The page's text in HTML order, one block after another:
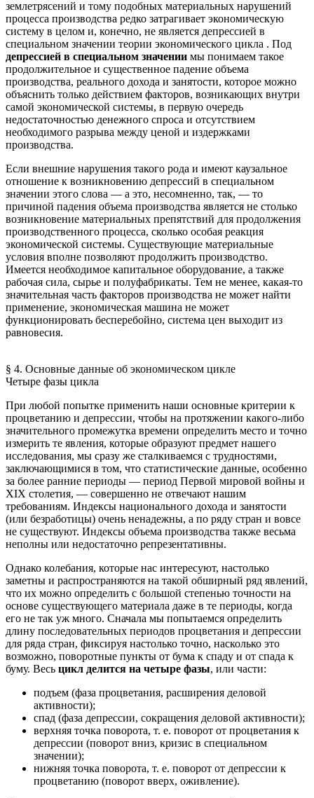
землетрясений и тому подобных материальных нарушений
процесса производства редко затрагивает экономическую
систему в целом и, конечно, не является депрессией в
специальном значении теории экономического цикла . Под
депрессией в специальном значении мы понимаем такое
продолжительное и существенное падение объема
производства, реального дохода и занятости, которое можно
объяснить только действием факторов, возникающих внутри
самой экономической системы, в первую очередь
недостаточностью денежного спроса и отсутствием
необходимого разрыва между ценой и издержками
производства.
Если внешние нарушения такого рода и имеют каузальное
отношение к возникновению депрессий в специальном
значении этого слова — а это, несомненно, так, — то
причиной падения объема производства является не столько
возникновение материальных препятствий для продолжения
производственного процесса, сколько особая реакция
экономической системы. Существующие материальные
условия вполне позволяют продолжить производство.
Имеется необходимое капитальное оборудование, а также
рабочая сила, сырье и полуфабрикаты. Тем не менее, какая-то
значительная часть факторов производства не может найти
применение, экономическая машина не может
функционировать бесперебойно, система цен выходит из
равновесия.
§ 4. Основные данные об экономическом цикле
Четыре фазы цикла
При любой попытке применить наши основные критерии к
процветанию и депрессии, чтобы на протяжении какого-либо
значительного промежутка времени определить место и точно
измерить те явления, которые образуют предмет нашего
исследования, мы сразу же сталкиваемся с трудностями,
заключающимися в том, что статистические данные, особенно
за более ранние периоды — период Первой мировой войны и
XIX столетия, — совершенно не отвечают нашим
требованиям. Индексы национального дохода и занятости
(или безработицы) очень ненадежны, а по ряду стран и вовсе
не существуют. Индексы объема производства также весьма
неполны или недостаточно репрезентативны.
Однако колебания, которые нас интересуют, настолько
заметны и распространяются на такой обширный ряд явлений,
что их можно определить с большой степенью точности на
основе существующего материала даже в те периоды, когда
его не так уж много. Сначала мы попытаемся определить
длину последовательных периодов процветания и депрессии
для ряда стран, фиксируя настолько точно, насколько это
возможно, поворотные пункты от бума к спаду и от спада к
буму. Весь цикл делится на четыре фазы, или части:
подъем (фаза процветания, расширения деловой
активности);
спад (фаза депрессии, сокращения деловой активности);
верхняя точка поворота, т. е. поворот от процветания к
депрессии (поворот вниз, кризис в специальном
значении);
нижняя точка поворота, т. е. поворот от депрессии к
процветанию (поворот вверх, оживление).